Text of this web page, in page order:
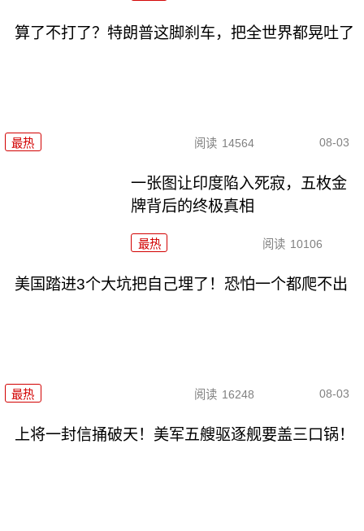
算了不打了？特朗普这脚刹车，把全世界都晃吐了
最热 阅读 14564 08-03
一张图让印度陷入死寂，五枚金
牌背后的终极真相
最热 阅读 10106
美国踏进3个大坑把自己埋了！恐怕一个都爬不出
最热 阅读 16248 08-03
上将一封信捅破天！美军五艘驱逐舰要盖三口锅！